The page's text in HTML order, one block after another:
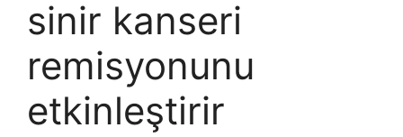
sinir kanseri
remisyonunu
etkinleştirir